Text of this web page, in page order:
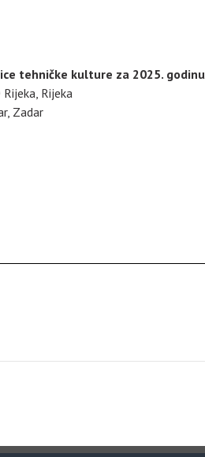
tehničke kulture za 2025.
Rijeka
Zadar